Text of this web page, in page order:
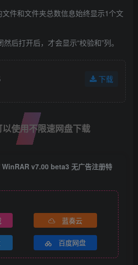
件和文件夹总数信息始终显示1个文
后打开后，才会显示“校验和”列。
下载
使用不限速网盘下载
WinRAR v7.00 beta3 无广告注册特
蓝奏云
百度网盘